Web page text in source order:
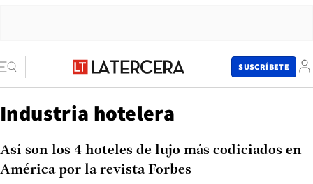
SUSCRÍBETE
Industria hotelera
Así son los 4 hoteles de lujo más codiciados en
América por la revista Forbes